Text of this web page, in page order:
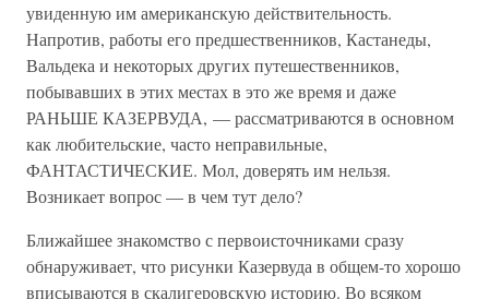
увиденную им американскую действительность.
Напротив, работы его предшественников, Кастанеды,
Вальдека и некоторых других путешественников,
побывавших в этих местах в это же время и даже
РАНЬШЕ КАЗЕРВУДА, — рассматриваются в основном
как любительские, часто неправильные,
ФАНТАСТИЧЕСКИЕ. Мол, доверять им нельзя.
Возникает вопрос — в чем тут дело?
Ближайшее знакомство с первоисточниками сразу
обнаруживает, что рисунки Казервуда в общем-то хорошо
вписываются в скалигеровскую историю. Во всяком